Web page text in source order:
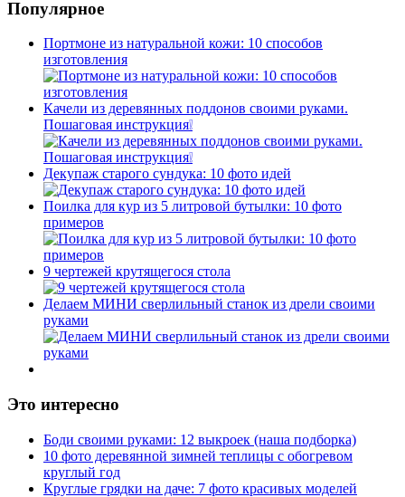
Популярное
Портмоне из натуральной кожи: 10 способов
изготовления
Качели из деревянных поддонов своими руками.
Пошаговая инструкция❕
Декупаж старого сундука: 10 фото идей
Поилка для кур из 5 литровой бутылки: 10 фото
примеров
9 чертежей крутящегося стола
Делаем МИНИ сверлильный станок из дрели своими
руками
Это интересно
Боди своими руками: 12 выкроек (наша подборка)
10 фото деревянной зимней теплицы с обогревом
круглый год
Круглые грядки на даче: 7 фото красивых моделей